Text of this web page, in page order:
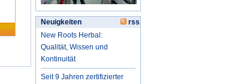
Neuigkeiten
rss
New Roots Herbal:
Qualität, Wissen und
Kontinuität
Seit 9 Jahren zertifizierter